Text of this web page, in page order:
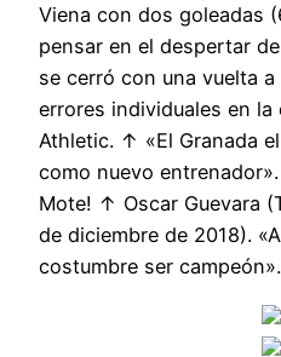
Viena con dos goleadas
pensar en el despertar
se cerró con una vuelta
errores individuales en
Athletic. ↑ «El Granada
como nuevo
Mote! ↑ Oscar Guevara
de diciembre de 2018).
costumbre ser campeón».